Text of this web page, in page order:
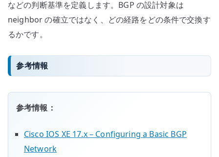
などの判断基準を定義します。BGP の設計対象は
neighbor の確立ではなく、どの経路をどの条件で交換す
るかです。
参考情報
参考情報：
Cisco IOS XE 17.x – Configuring a Basic BGP
Network